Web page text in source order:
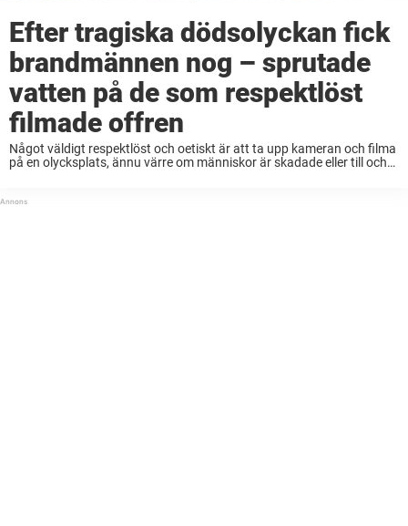
Efter tragiska dödsolyckan fick
brandmännen nog – sprutade
vatten på de som respektlöst
filmade offren
Något väldigt respektlöst och oetiskt är att ta upp kameran och filma
på en olycksplats, ännu värre om människor är skadade eller till och